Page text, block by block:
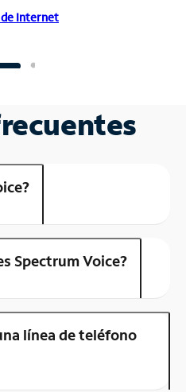
Internet
Spectrum Voice?
línea de teléfono